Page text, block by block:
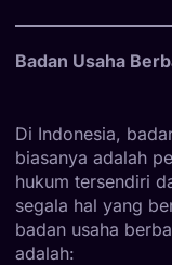
Badan Usaha
Di Indonesia,
biasanya adalah
hukum tersendiri
segala hal yang
badan usaha
adalah: